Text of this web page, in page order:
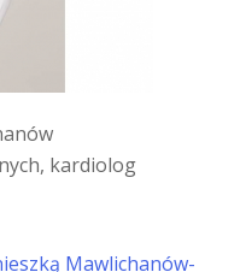
kardiolog
Mawlichanów-